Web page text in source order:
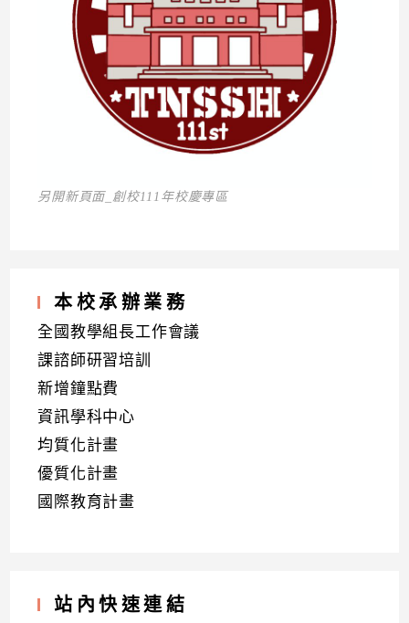
另開新頁面_創校111年校慶專區
本校承辦業務
全國教學組長工作會議
課諮師研習培訓
新增鐘點費
資訊學科中心
均質化計畫
優質化計畫
國際教育計畫
站內快速連結